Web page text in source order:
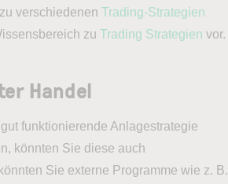
verschiedenen Trading-Strategien
zu Trading Strategien vor.
Handel
funktionierende Anlagestrategie
könnten Sie diese auch
Sie externe Programme wie z. B.